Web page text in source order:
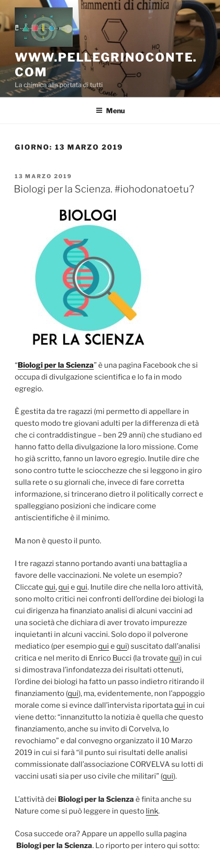
Salta
al
contenuto
WWW.PELLEGRINOCONTE.
COM
La chimica alla portata di tutti
Menu
GIORNO: 13 MARZO 2019
PUBBLICATO
IL
13 MARZO 2019
Biologi per la Scienza. #iohodonatoetu?
“Biologi per la Scienza” è una pagina Facebook che si
occupa di divulgazione scientifica e lo fa in modo
egregio.
È gestita da tre ragazzi (mi permetto di appellare in
questo modo tre giovani adulti per la differenza di età
che ci contraddistingue – ben 29 anni) che studiano ed
hanno fatto della divulgazione la loro missione. Come
ho già scritto, fanno un lavoro egregio. Inutile dire che
sono contro tutte le sciocchezze che si leggono in giro
sulla rete o su giornali che, invece di fare corretta
informazione, si trincerano dietro il politically correct e
spalleggiano posizioni che indicare come
antiscientifiche è il minimo.
Ma non è questo il punto.
I tre ragazzi stanno portando avanti una battaglia a
favore delle vaccinazioni. Ne volete un esempio?
Cliccate qui,qui e qui. Inutile dire che nella loro attività,
sono molto critici nei confronti dell’ordine dei biologi la
cui dirigenza ha finanziato analisi di alcuni vaccini ad
una società che dichiara di aver trovato impurezze
inquietanti in alcuni vaccini. Solo dopo il polverone
mediatico (per esempioqui e qui) suscitato dall’analisi
critica e nel merito di Enrico Bucci (la trovate qui) in cui
si dimostrava l’infondatezza dei risultati ottenuti,
l’ordine dei biologi ha fatto un passo indietro ritirando il
finanziamento (qui), ma, evidentemente, non l’appoggio
morale come si evince dall’intervista riportataqui in cui
viene detto: “innanzitutto la notizia è quella che questo
finanziamento, anche su invito di Corvelva, lo
revochiamo” e dal convegno organizzato il 10 Marzo
2019 in cui si farà “il punto sui risultati delle analisi
commissionate dall’associazione CORVELVA su lotti di
vaccini usati sia per uso civile che militari” (qui).
L’attività dei Biologi per la Scienza è finita anche su
Nature come si può leggere in questo link.
Cosa succede ora? Appare un appello sulla pagina
Biologi per la Scienza. Lo riporto per intero qui sotto: